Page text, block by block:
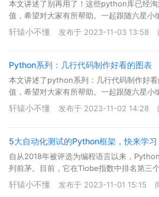
本文讲述了别再用了！这些python库已经
值，希望对大家有所帮助。一起跟随六星小
轩辕小不懂 发布于 2023-11-03 13:58
Python系列：几行代码制作好看的图表
本文讲述了python系列：几行代码制作好
值，希望对大家有所帮助。一起跟随六星小
轩辕小不懂 发布于 2023-11-02 14:28
5大自动化测试的Python框架，快来学习
自从2018年被评选为编程语言以来，
列前茅。目前，它在Tiobe指数中排名第三
编程语言的广泛使用，基于Python的自动
断发展与丰富。
轩辕小不懂 发布于 2023-11-01 15:15